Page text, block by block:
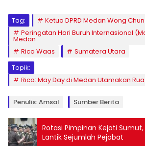
Tag:
Ketua DPRD Medan Wong
Peringatan Hari Buruh Internasional
Medan
Rico Waas
Sumatera Utara
Topik:
Rico: May Day di Medan Utamakan
Penulis: Amsal Sumber Berita
Rotasi Pimpinan Kejati
Lantik Sejumlah Pejabat